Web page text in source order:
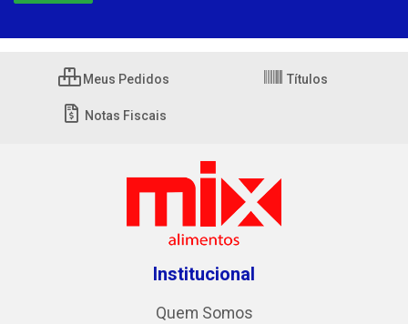
Meus Pedidos Títulos
Notas Fiscais
Institucional
Quem Somos